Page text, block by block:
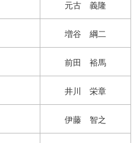
元古 義隆
増谷 綱二
前田 裕馬
井川 栄章
伊藤 智之